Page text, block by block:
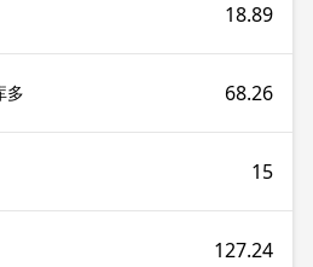
18.89
多 68.26
15
127.24